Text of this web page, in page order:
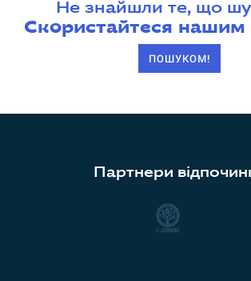
Не знайшли те, що
Скористайтеся нашим
ПОШУКОМ!
Партнери